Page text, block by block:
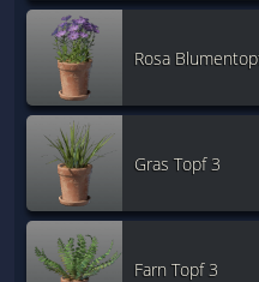
Rosa
Gras Topf 3
Farn Topf 3